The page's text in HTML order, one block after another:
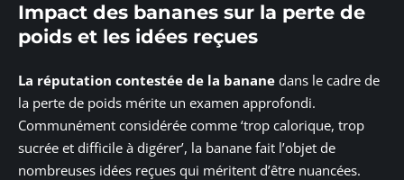
Impact des bananes sur la perte de
poids et les idées reçues
La réputation contestée de la banane dans le cadre de
la perte de poids mérite un examen approfondi.
Communément considérée comme ‘trop calorique, trop
sucrée et difficile à digérer’, la banane fait l’objet de
nombreuses idées reçues qui méritent d’être nuancées.